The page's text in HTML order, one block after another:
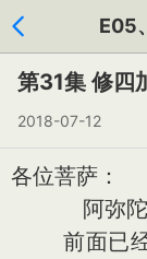
E05
第31集 修
2018-07-12
各位菩萨：
阿弥陀
前面已经